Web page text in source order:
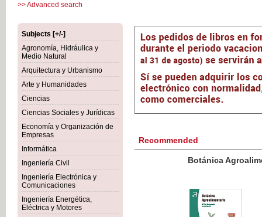
>> Advanced search
Subjects [+/-]
Agronomía, Hidráulica y
Medio Natural
Arquitectura y Urbanismo
Arte y Humanidades
Ciencias
Ciencias Sociales y Jurídicas
Economía y Organización de
Empresas
Informática
Ingeniería Civil
Ingeniería Electrónica y
Comunicaciones
Ingeniería Energética,
Eléctrica y Motores
Recommended
Botánica Agroalimentaria